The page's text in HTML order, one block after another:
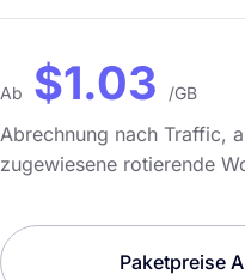
Ab $1.03 /GB
Abrechnung nach Traffic,
zugewiesene rotierende
Paketpreise